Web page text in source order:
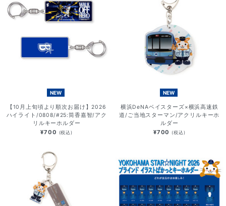
NEW
【10月上旬頃より順次お届け】2026
ハイライト/0808/#25:筒香嘉智/アク
リルキーホルダー
¥700 (税込)
NEW
横浜DeNAベイスターズ×横浜高速鉄
道/ご当地スターマン/アクリルキーホ
ルダー
¥700 (税込)